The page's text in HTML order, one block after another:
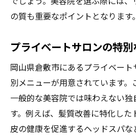
の質も重要なポイントとなります。
プライベートサロンの特
岡山県倉敷市にあるプライベー
別メニューが用意されています。
一般的な美容院では味わえない
す。例えば、髪質改善に特化し
皮の健康を促進するヘッドスパ